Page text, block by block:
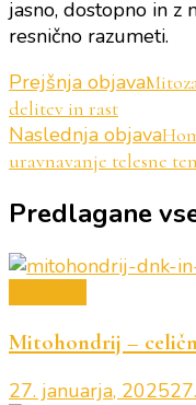
jasno, dostopno in z
resnično razumeti.
Navigacija
objav
Prejšnja objava
delitev in rast
Naslednja objava
uravnavanje telesne
Predlagane
Mitohondrij –
27. januarja, 2025